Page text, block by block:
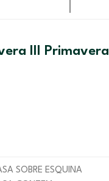
III
CASA SOBRE ESQUINA